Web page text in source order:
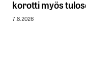
korotti myös
7.8.2026